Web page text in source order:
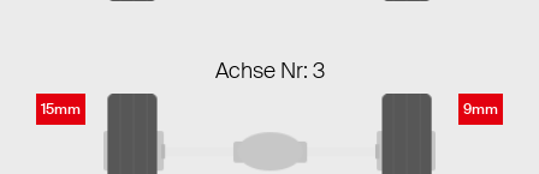
Achse Nr: 3
15mm 9mm